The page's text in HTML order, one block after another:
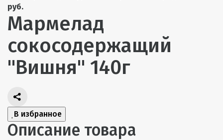
руб.
Мармелад
сокосодержащий
"Вишня" 140г
В избранное
Описание товара